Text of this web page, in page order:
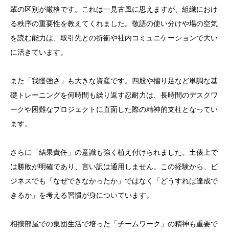
輩の区別が厳格です。これは一見古風に思えますが、組織におけ
る秩序の重要性を教えてくれました。敬語の使い分けや場の空気
を読む能力は、取引先との折衝や社内コミュニケーションで大い
に活きています。
また「我慢強さ」も大きな資産です。四股や摺り足など単調な基
礎トレーニングを何時間も繰り返す忍耐力は、長時間のデスクワ
ークや困難なプロジェクトに直面した際の精神的支柱となってい
ます。
さらに「結果責任」の意識も強く植え付けられました。土俵上で
は勝敗が明確であり、言い訳は通用しません。この経験から、ビ
ジネスでも「なぜできなかったか」ではなく「どうすれば達成で
きるか」を考える習慣が身についています。
相撲部屋での集団生活で培った「チームワーク」の精神も重要で